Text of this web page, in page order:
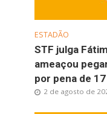
ESTADÃO
STF julga
ameaçou
por pena de
2 de agosto de